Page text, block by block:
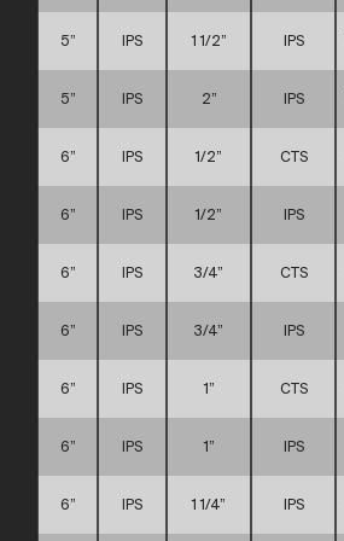
5” IPS 1 1/2” IPS
5” IPS 2” IPS
6” IPS 1/2” CTS
6” IPS 1/2” IPS
6” IPS 3/4” CTS
6” IPS 3/4” IPS
6” IPS 1” CTS
6” IPS 1” IPS
6” IPS 1 1/4” IPS